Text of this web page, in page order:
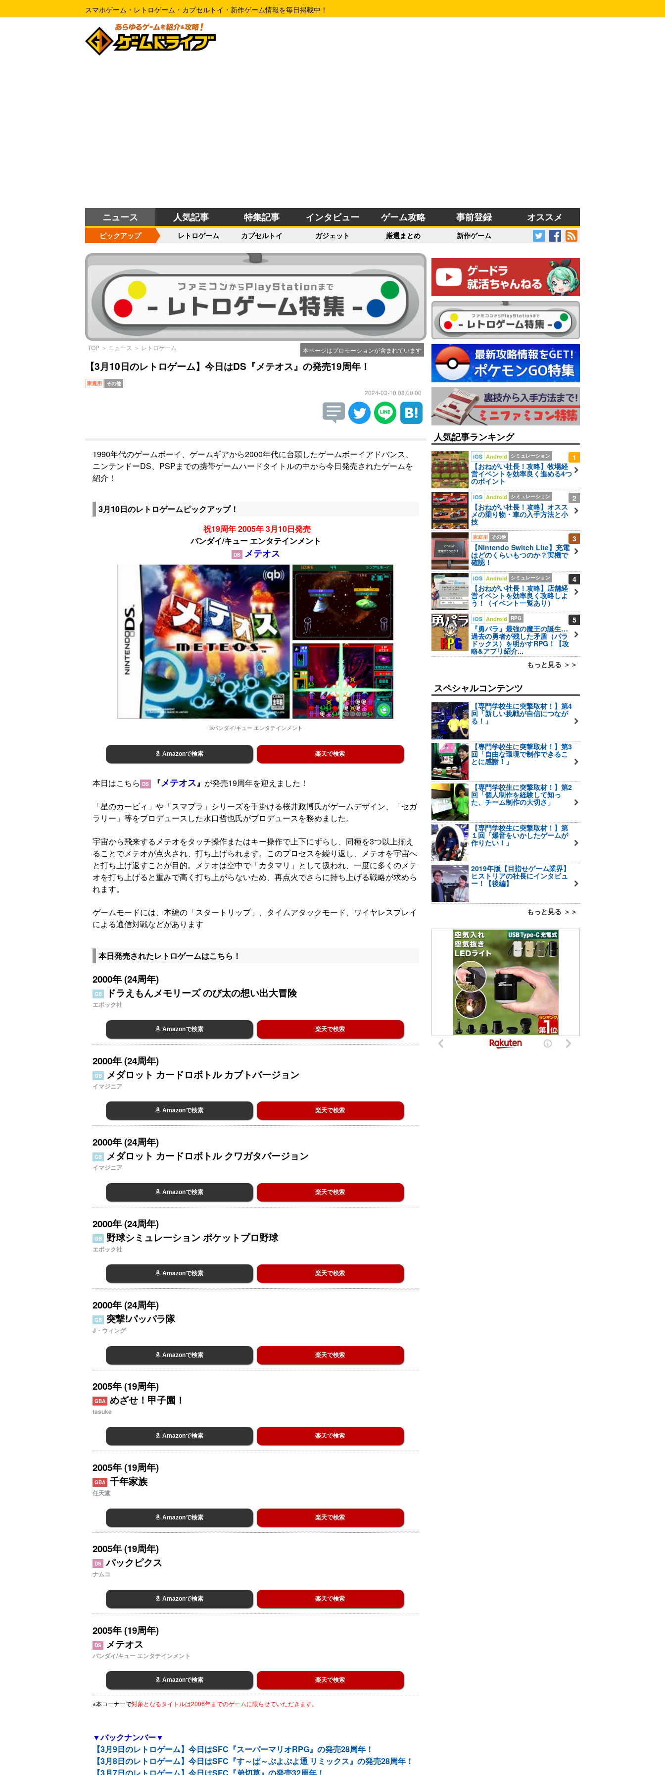
スマホゲーム・レトロゲーム・カプセルトイ・新作ゲーム情報を毎日掲載中！
ニュース 人気記事 特集記事 インタビュー ゲーム攻略 事前登録 オススメ
ピックアップ レトロゲーム カプセルトイ ガジェット 厳選まとめ 新作ゲーム
本ページはプロモーションが含まれています
TOP ＞ ニュース ＞ レトロゲーム
【3月10日のレトロゲーム】今日はDS『メテオス』の発売19周年！
家庭用 その他
2024-03-10 08:00:00
1990年代のゲームボーイ、ゲームギアから2000年代に台頭したゲームボーイアドバンス、
ニンテンドーDS、PSPまでの携帯ゲームハードタイトルの中から今日発売されたゲームを
紹介！
3月10日のレトロゲームピックアップ！
祝19周年 2005年 3月10日発売
バンダイ/キュー エンタテインメント
DS メテオス
©バンダイ/キュー エンタテインメント
Amazonで検索 楽天で検索
本日はこちら DS 『メテオス』 が発売19周年を迎えました！
「星のカービィ」や「スマブラ」シリーズを手掛ける桜井政博氏がゲームデザイン、「セガ
ラリー」等をプロデュースした水口哲也氏がプロデュースを務めました。
宇宙から飛来するメテオをタッチ操作またはキー操作で上下にずらし、同種を3つ以上揃え
ることでメテオが点火され、打ち上げられます。このプロセスを繰り返し、メテオを宇宙へ
と打ち上げ返すことが目的。メテオは空中で「カタマリ」として扱われ、一度に多くのメテ
オを打ち上げると重みで高く打ち上がらないため、再点火でさらに持ち上げる戦略が求めら
れます。
ゲームモードには、本編の「スタートリップ」、タイムアタックモード、ワイヤレスプレイ
による通信対戦などがあります
本日発売されたレトロゲームはこちら！
2000年 (24周年)
GB ドラえもんメモリーズ のび太の想い出大冒険
エポック社
Amazonで検索 楽天で検索
2000年 (24周年)
GB メダロット カードロボトル カブトバージョン
イマジニア
Amazonで検索 楽天で検索
2000年 (24周年)
GB メダロット カードロボトル クワガタバージョン
イマジニア
Amazonで検索 楽天で検索
2000年 (24周年)
GB 野球シミュレーション ポケットプロ野球
エポック社
Amazonで検索 楽天で検索
2000年 (24周年)
GB 突撃!パッパラ隊
J・ウィング
Amazonで検索 楽天で検索
2005年 (19周年)
GBA めざせ！甲子園！
tasuke
Amazonで検索 楽天で検索
2005年 (19周年)
GBA 千年家族
任天堂
Amazonで検索 楽天で検索
2005年 (19周年)
DS パックピクス
ナムコ
Amazonで検索 楽天で検索
2005年 (19周年)
DS メテオス
バンダイ/キュー エンタテインメント
Amazonで検索 楽天で検索
※本コーナーで対象となるタイトルは2006年までのゲームに限らせていただきます。
▼バックナンバー▼
【3月9日のレトロゲーム】今日はSFC『スーパーマリオRPG』の発売28周年！
【3月8日のレトロゲーム】今日はSFC『す～ぱ～ぷよぷよ通 リミックス』の発売28周年！
人気記事ランキング
1
iOS Android シミュレーション
【おねがい社長！攻略】牧場経
営イベントを効率良く進める4つ
のポイント
2
iOS Android シミュレーション
【おねがい社長！攻略】オスス
メの乗り物・車の入手方法と小
技
3
家庭用 その他
【Nintendo Switch Lite】充電
はどのくらいもつのか？実機で
確認！
4
iOS Android シミュレーション
【おねがい社長！攻略】店舗経
営イベントを効率良く攻略しよ
う！（イベント一覧あり）
5
iOS Android RPG
『勇パラ』最強の魔王の誕生…
過去の勇者が残した矛盾（パラ
ドックス）を明かすRPG！【攻
略&アプリ紹介...
もっと見る ＞＞
スペシャルコンテンツ
【専門学校生に突撃取材！】第4
回「新しい挑戦が自信につなが
る！」
【専門学校生に突撃取材！】第3
回「自由な環境で制作できるこ
とに感謝！」
【専門学校生に突撃取材！】第2
回「個人制作を経験して知っ
た、チーム制作の大切さ」
【専門学校生に突撃取材！】第
１回「爆音をいかしたゲームが
作りたい！」
2019年版【目指せゲーム業界】
ヒストリアの社長にインタビュ
ー！【後編】
もっと見る ＞＞